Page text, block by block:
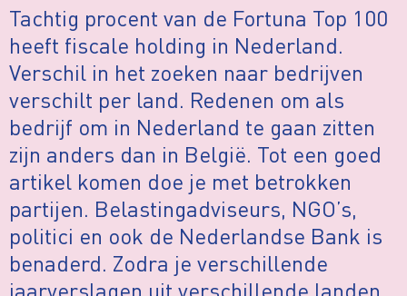
Tachtig procent van de Fortuna Top 100
heeft fiscale holding in Nederland.
Verschil in het zoeken naar bedrijven
verschilt per land. Redenen om als
bedrijf om in Nederland te gaan zitten
zijn anders dan in België. Tot een goed
artikel komen doe je met betrokken
partijen. Belastingadviseurs, NGO’s,
politici en ook de Nederlandse Bank is
benaderd. Zodra je verschillende
jaarverslagen uit verschillende landen